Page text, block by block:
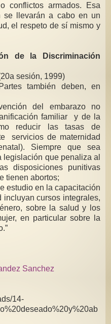
conflictos armados. Esa
se llevarán a cabo en un
el respeto de sí mismo y
de la Discriminación
sesión, 1999)
también deben, en
del embarazo no
familiar y de la
reducir las tasas de
servicios de maternidad
Siempre que sea
que penaliza al
disposiciones punitivas
tienen abortos;
estudio en la capacitación
cursos integrales,
sobre la salud y los
en particular sobre la
Sanchez
14-